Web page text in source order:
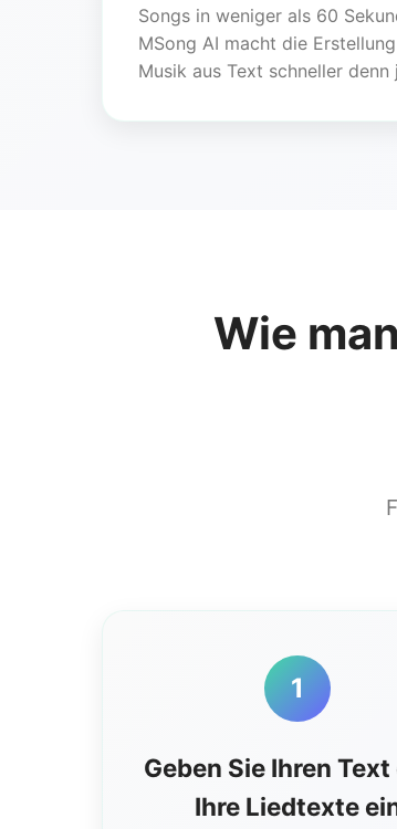
Songs in weniger als 60
MSong AI macht die
Musik aus Text schneller denn
Wie
1
Geben Sie Ihren
Ihre Liedtexte